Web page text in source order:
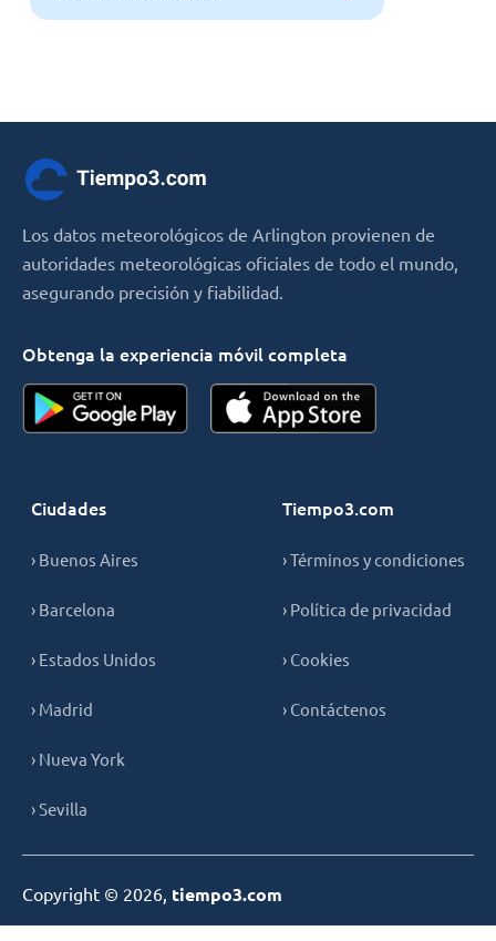
Los datos meteorológicos de Arlington provienen de
autoridades meteorológicas oficiales de todo el mundo,
asegurando precisión y fiabilidad.
Obtenga la experiencia móvil completa
Ciudades
› Buenos Aires
› Barcelona
› Estados Unidos
› Madrid
› Nueva York
› Sevilla
Tiempo3.com
› Términos y condiciones
› Política de privacidad
› Cookies
› Contáctenos
Copyright © 2026, tiempo3.com